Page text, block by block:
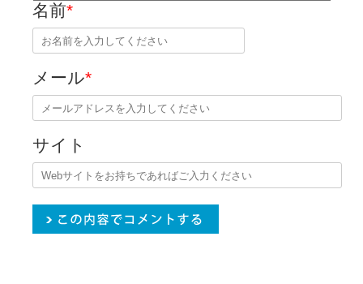
名前*
メール*
サイト